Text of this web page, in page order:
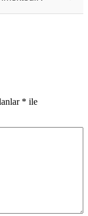
sahip
* ile